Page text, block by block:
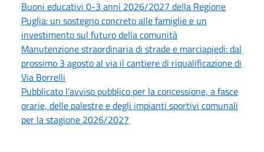
Buoni educativi 0-3 anni 2026/2027 della Regione
Puglia: un sostegno concreto alle famiglie e un
investimento sul futuro della comunità
Manutenzione straordinaria di strade e marciapiedi: dal
prossimo 3 agosto al via il cantiere di riqualificazione di
Via Borrelli
Pubblicato l’avviso pubblico per la concessione, a fasce
orarie, delle palestre e degli impianti sportivi comunali
per la stagione 2026/2027